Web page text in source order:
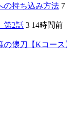
の持ち込み方法 7
第2話 3 14時間前
懐刀【Kコース